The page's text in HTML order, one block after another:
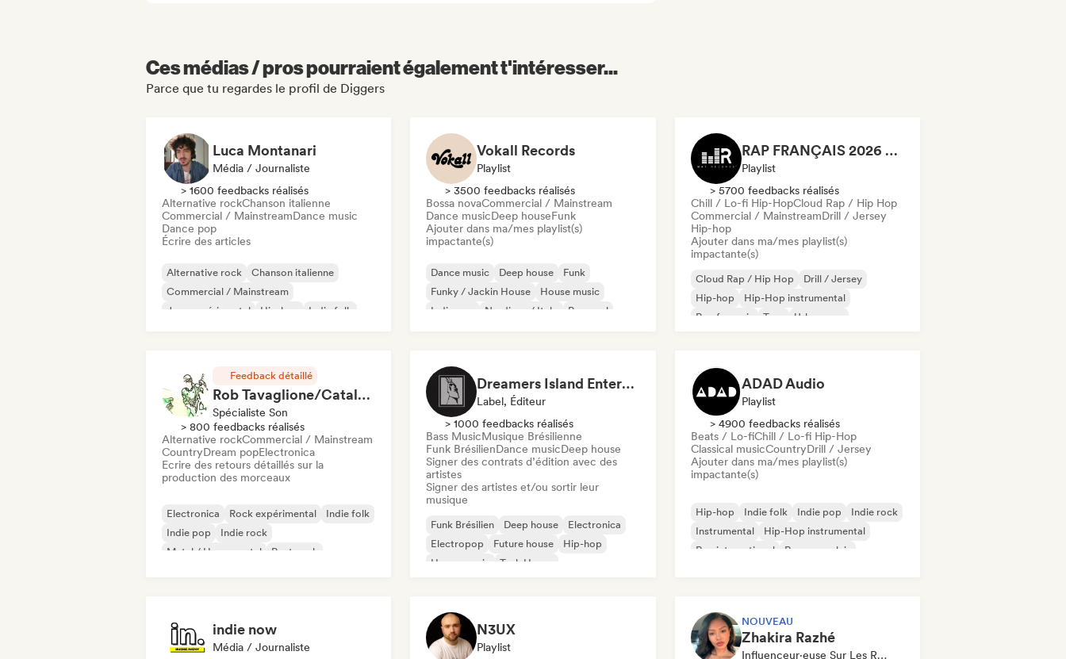
Ces médias / pros pourraient également t'intéresser...
Parce que tu regardes le profil de Diggers
Luca Montanari
Média / Journaliste
> 1600 feedbacks réalisés
Alternative rockChanson italienne
Commercial / MainstreamDance music
Dance pop
Écrire des articles
Alternative rock
Chanson italienne
Commercial / Mainstream
Jazz expérimental
Hip-hop
Indie folk
Vokall Records
Playlist
> 3500 feedbacks réalisés
Bossa novaCommercial / Mainstream
Dance musicDeep houseFunk
Ajouter dans ma/mes playlist(s)
impactante(s)
Dance music Deep house
Funk
Funky / Jackin House
House music
Indie pop
Nu-disco / Italo Pop soul
RAP FRANÇAIS 2026 🔥🇫🇷 (Way Records)
Playlist
> 5700 feedbacks réalisés
Chill / Lo-fi Hip-HopCloud Rap / Hip Hop
Commercial / MainstreamDrill / Jersey
Hip-hop
Ajouter dans ma/mes playlist(s)
impactante(s)
Cloud Rap / Hip Hop
Drill / Jersey
Hip-hop
Hip-Hop instrumental
Rap francais
Trap
Urban pop
Feedback détaillé
Rob Tavaglione/Catalyst Recording
Spécialiste Son
> 800 feedbacks réalisés
Alternative rockCommercial / Mainstream
CountryDream popElectronica
Ecrire des retours détaillés sur la
production des morceaux
Electronica Rock expérimental
Indie folk
Indie pop
Indie rock
Metal / Heavy metal
Post punk
Dreamers Island Entertainment
Label, Éditeur
> 1000 feedbacks réalisés
Bass MusicMusique Brésilienne
Funk BrésilienDance musicDeep house
Signer des contrats d’édition avec des
artistes
Signer des artistes et/ou sortir leur
musique
Funk Brésilien Deep house
Electronica
Electropop
Future house
Hip-hop
House music
Tech House
ADAD Audio
Playlist
> 4900 feedbacks réalisés
Beats / Lo-fiChill / Lo-fi Hip-Hop
Classical musicCountryDrill / Jersey
Ajouter dans ma/mes playlist(s)
impactante(s)
Hip-hop Indie folk Indie pop
Indie rock
Instrumental
Hip-Hop instrumental
Rap international
Rap en anglais
indie now
Média / Journaliste
N3UX
Playlist
NOUVEAU
Zhakira Razhé
Influenceur·euse Sur Les Réseaux Sociaux